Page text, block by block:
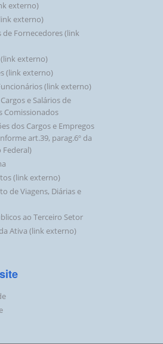
externo)
externo)
de Fornecedores (link
externo)
(link externo)
(link externo)
e Salários de
Comissionados
dos Cargos e Empregos
art.39, parag.6º da
Federal)
(link externo)
de Viagens, Diárias e
ao Terceiro Setor
Ativa (link externo)